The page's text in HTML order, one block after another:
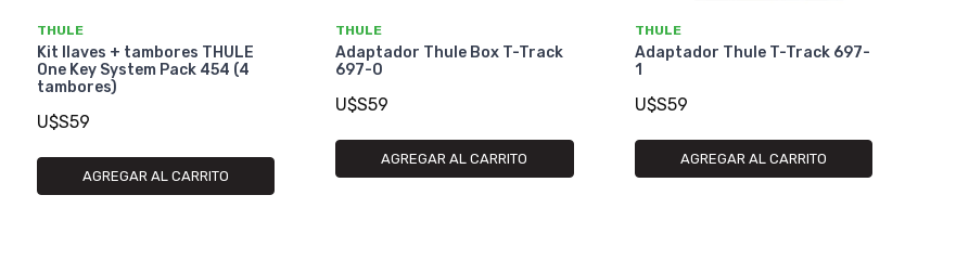
THULE
Kit llaves + tambores THULE
One Key System Pack 454 (4
tambores)
U$S59
AGREGAR AL CARRITO
THULE
Adaptador Thule Box T-Track
697-0
U$S59
AGREGAR AL CARRITO
THULE
Adaptador Thule T-Track 697-
1
U$S59
AGREGAR AL CARRITO